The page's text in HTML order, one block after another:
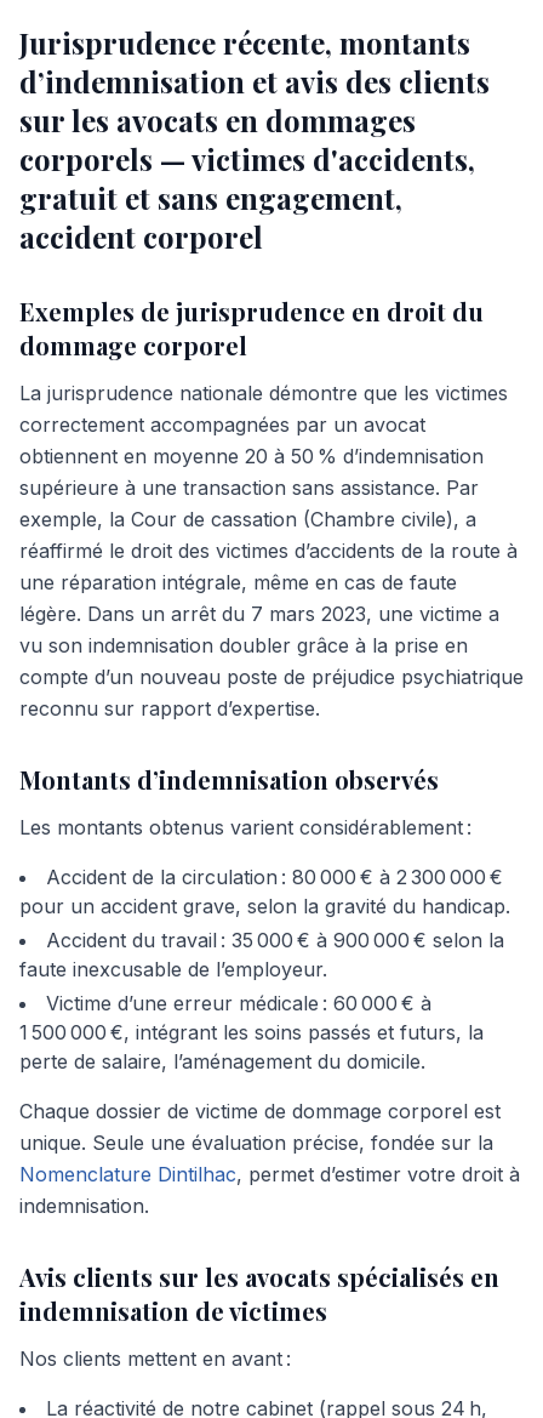
Jurisprudence récente, montants
d’indemnisation et avis des clients
sur les avocats en dommages
corporels — victimes d'accidents,
gratuit et sans engagement,
accident corporel
Exemples de jurisprudence en droit du
dommage corporel
La jurisprudence nationale démontre que les victimes
correctement accompagnées par un avocat
obtiennent en moyenne 20 à 50 % d’indemnisation
supérieure à une transaction sans assistance. Par
exemple, la Cour de cassation (Chambre civile), a
réaffirmé le droit des victimes d’accidents de la route à
une réparation intégrale, même en cas de faute
légère. Dans un arrêt du 7 mars 2023, une victime a
vu son indemnisation doubler grâce à la prise en
compte d’un nouveau poste de préjudice psychiatrique
reconnu sur rapport d’expertise.
Montants d’indemnisation observés
Les montants obtenus varient considérablement :
Accident de la circulation : 80 000 € à 2 300 000 €
pour un accident grave, selon la gravité du handicap.
Accident du travail : 35 000 € à 900 000 € selon la
faute inexcusable de l’employeur.
Victime d’une erreur médicale : 60 000 € à
1 500 000 €, intégrant les soins passés et futurs, la
perte de salaire, l’aménagement du domicile.
Chaque dossier de victime de dommage corporel est
unique. Seule une évaluation précise, fondée sur la
Nomenclature Dintilhac, permet d’estimer votre droit à
indemnisation.
Avis clients sur les avocats spécialisés en
indemnisation de victimes
Nos clients mettent en avant :
La réactivité de notre cabinet (rappel sous 24 h,